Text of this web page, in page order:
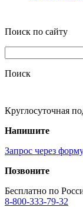
Поиск по сайту
Поиск
Круглосуточная
Напишите
Запрос через
Позвоните
Бесплатно по
8-800-333-79-32